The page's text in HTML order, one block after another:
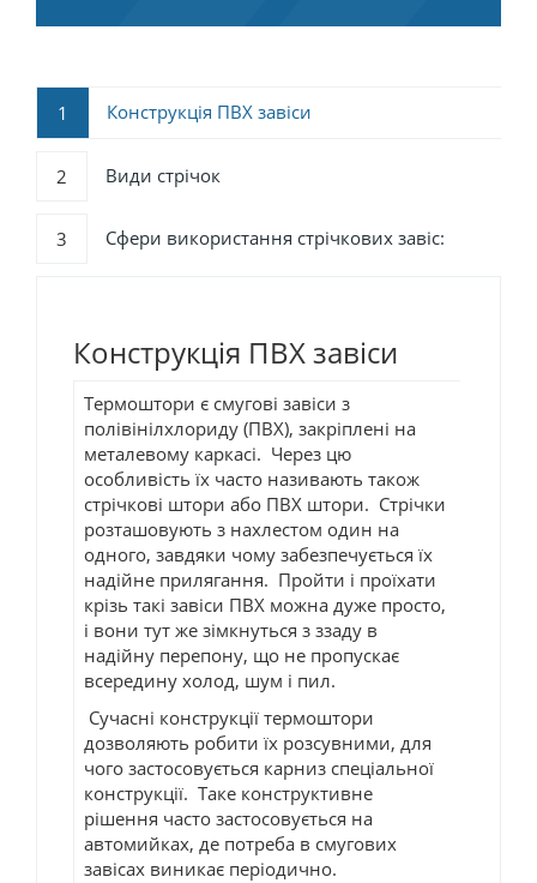
1 Конструкція ПВХ завіси
2 Види стрічок
3 Сфери використання стрічкових завіс:
Конструкція ПВХ завіси
Термоштори є смугові завіси з
полівінілхлориду (ПВХ), закріплені на
металевому каркасі. Через цю
особливість їх часто називають також
стрічкові штори або ПВХ штори. Стрічки
розташовують з нахлестом один на
одного, завдяки чому забезпечується їх
надійне прилягання. Пройти і проїхати
крізь такі завіси ПВХ можна дуже просто,
і вони тут же зімкнуться з ззаду в
надійну перепону, що не пропускає
всередину холод, шум і пил.
Сучасні конструкції термоштори
дозволяють робити їх розсувними, для
чого застосовується карниз спеціальної
конструкції. Таке конструктивне
рішення часто застосовується на
автомийках, де потреба в смугових
завісах виникає періодично.